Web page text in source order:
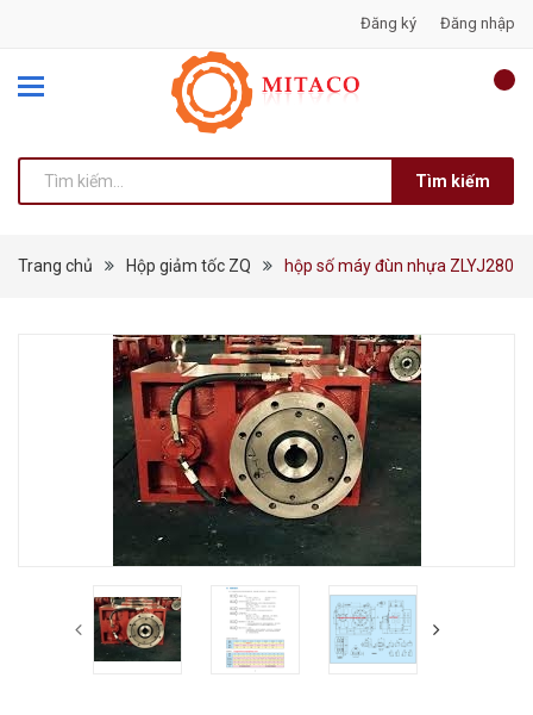
Đăng ký Đăng nhập
Tìm kiếm
Trang chủ Hộp giảm tốc ZQ hộp số máy đùn nhựa ZLYJ280